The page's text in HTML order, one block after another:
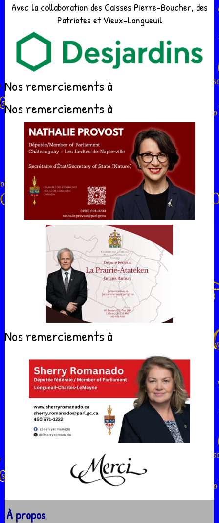
Avec la collaboration des Caisses Pierre-Boucher, des
Patriotes et Vieux-Longueuil
Nos remerciements à
Nos remerciements à
Nos remerciements à
À propos